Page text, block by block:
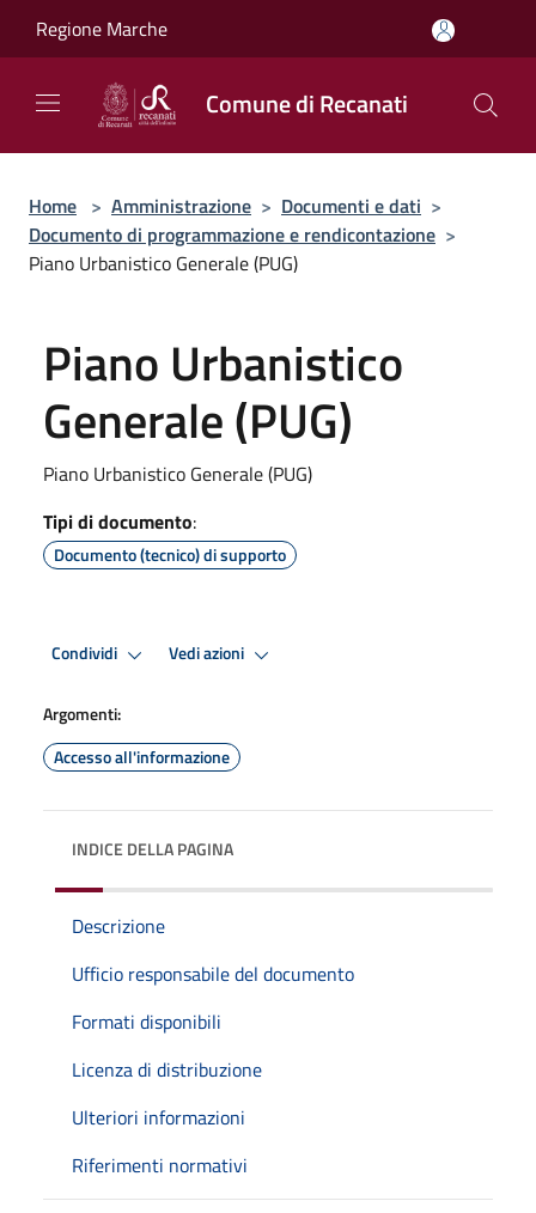
Regione Marche
Comune di Recanati
Home > Amministrazione > Documenti e dati >
Documento di programmazione e rendicontazione >
Piano Urbanistico Generale (PUG)
Piano Urbanistico
Generale (PUG)
Piano Urbanistico Generale (PUG)
Tipi di documento:
Documento (tecnico) di supporto
Condividi Vedi azioni
Argomenti:
Accesso all'informazione
INDICE DELLA PAGINA
Descrizione
Ufficio responsabile del documento
Formati disponibili
Licenza di distribuzione
Ulteriori informazioni
Riferimenti normativi